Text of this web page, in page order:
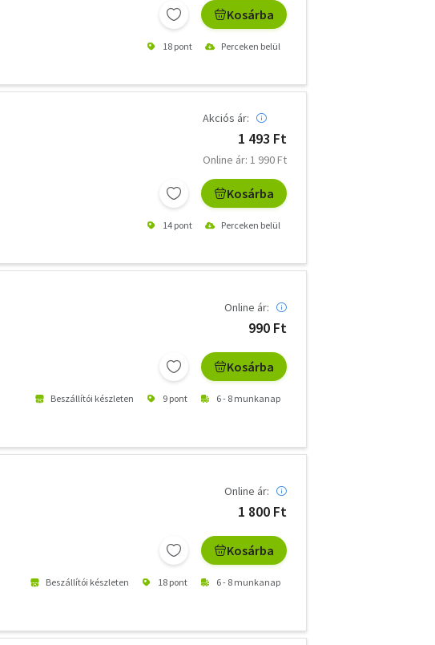
Kosárba
18 pont Perceken belül
Akciós ár:
1 493 Ft
Online ár: 1 990 Ft
Kosárba
14 pont Perceken belül
Online ár:
990 Ft
Kosárba
Beszállítói készleten 9 pont 6 - 8 munkanap
Online ár:
1 800 Ft
Kosárba
Beszállítói készleten 18 pont 6 - 8 munkanap